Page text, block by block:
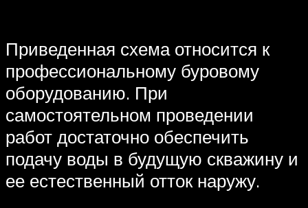
Приведенная схема относится к
профессиональному буровому
оборудованию. При
самостоятельном проведении
работ достаточно обеспечить
подачу воды в будущую скважину и
ее естественный отток наружу.